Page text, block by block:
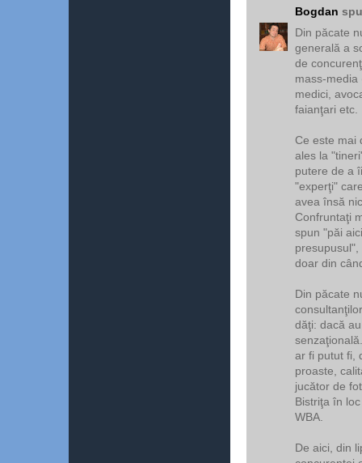
Bogdan
Din păcate
generală a
de
mass-media
medici,
faianţari etc.
Ce este mai
ales la
putere de a
"experţi"
avea însă
Confruntaţi
spun "păi
doar din
Din păcate
dăţi: dacă
ar fi putut fi,
proaste,
jucător de
Bistriţa în
WBA.
De aici, din